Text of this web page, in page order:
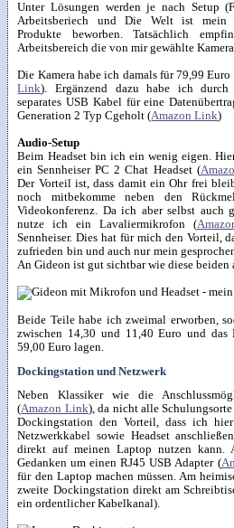
Unter Lösungen werden je nach Setup
Arbeitsberiech und Die Welt ist mein
Produkte beworben. Tatsächlich
Arbeitsbereich die von mir gewählte
Die Kamera habe ich damals für 79,99
Link). Ergänzend dazu habe ich
separates USB Kabel für eine
Generation 2 Typ Cgeholt (Amazon Link)
Audio-Setup
Beim Headset bin ich ein wenig eigen.
ein Sennheiser PC 2 Chat Headset (
Der Vorteil ist, dass damit ein Ohr frei
noch mitbekomme neben den
Videokonferenz. Da ich aber selbst auch
nutze ich ein Lavaliermikrofon (
Sennheiser. Dies hat für mich den Vorteil,
zufrieden bin und auch nur mein
An Gideon ist gut sichtbar wie diese beiden
Beide Teile habe ich zweimal erworben,
zwischen 14,30 und 11,40 Euro und
59,00 Euro lagen.
Dockingstation und Netzwerk
Neben Klassiker wie die
(Amazon Link), da nicht alle
Dockingstation den Vorteil, dass ich
Netzwerkkabel sowie Headset
direkt auf meinen Laptop nutzen kann.
Gedanken um einen RJ45 USB Adapter (
für den Laptop machen müssen. Am
zweite Dockingstation direkt am
ein ordentlicher Kabelkanal).